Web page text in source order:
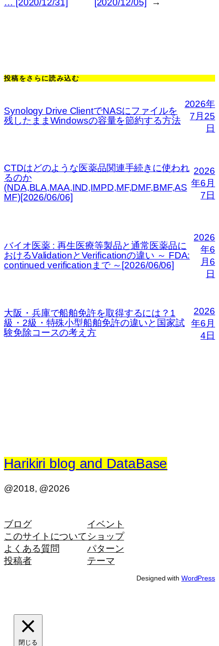
… [2020/12/31] [2020/12/05] →
投稿をさらに読み込む
Synology Drive ClientでNASにファイルを
残したままWindowsの容量を節約する方法
2026年
7月25
日
CTDはどのような医薬品関連手続きに使われ
るのか
(NDA,BLA,MAA,IND,IMPD,MF,DMF,BMF,AS
MF)[2026/06/06]
2026
年6月
7日
バイオ医薬 : 再生医療等製品と通常医薬品に
おけるValidationとVerificationの違い ～ FDA:
continued verificationまで ～[2026/06/06]
2026
年6
月6
日
大阪・兵庫で船舶免許を取得するには？1
級・2級・特殊小型船舶免許の違いと国家試
験免除コースの考え方
2026
年6月
4日
Harikiri blog and DataBase
@2018, @2026
ブログ
このサイトについて
よくある質問
投稿者
イベント
ショップ
パターン
テーマ
Designed with WordPress
閉じる